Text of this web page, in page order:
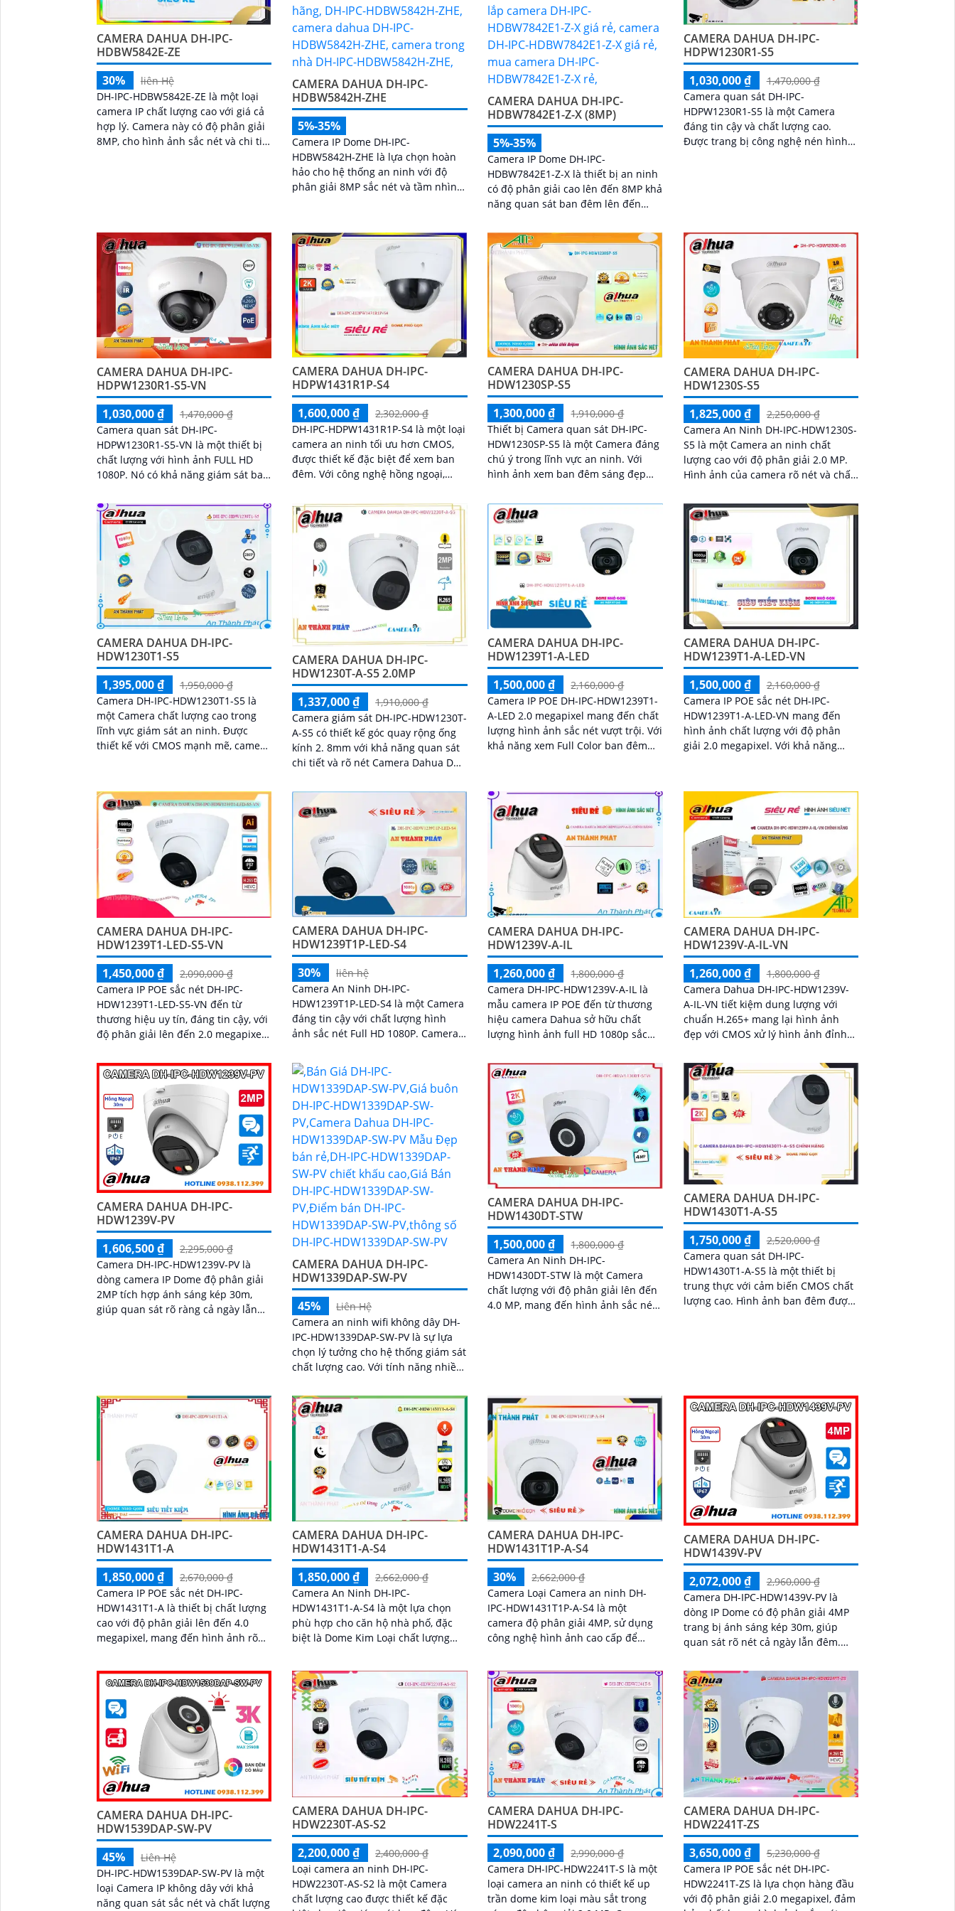
CAMERA DAHUA DH-IPC-
HDBW5842E-ZE
30%
liên Hệ
DH-IPC-HDBW5842E-ZE là một loại
camera IP chất lượng cao với giá cả
hợp lý. Camera này có độ phân giải
8MP, cho hình ảnh sắc nét và chi tiết
CAMERA DAHUA DH-IPC-
HDBW5842H-ZHE
5%-35%
Camera IP Dome DH-IPC-
HDBW5842H-ZHE là lựa chọn hoàn
hảo cho hệ thống an ninh với độ
phân giải 8MP sắc nét và tầm nhìn
hợp công nghệ AI thông minh giúp
phân biệt chuyển động giữa người
và phương tiện, hạn chế cảnh báo
sai, đi kèm khe cắm thẻ nhớ 256GB
lưu trữ lâu dài, hỗ trợ POE tiện lợi và
mức giá phải chăng
CAMERA DAHUA DH-IPC-
HDBW7842E1-Z-X (8MP)
5%-35%
Camera IP Dome DH-IPC-
HDBW7842E1-Z-X là thiết bị an ninh
có độ phân giải cao lên đến 8MP khả
năng quan sát ban đêm lên đến
đàm thoại hai chiều, camera mang
đến trải nghiệm giám sát toàn diện.
Đặc biệt, các tính năng AI thông
minh như nhận diện khuôn mặt và
đếm người giúp nâng cao hiệu quả
quản lý và an ninh cho mọi không
gian trong nhà
CAMERA DAHUA DH-IPC-
HDPW1230R1-S5
1,030,000 ₫
1,470,000 ₫
Camera quan sát DH-IPC-
HDPW1230R1-S5 là một Camera
đáng tin cậy và chất lượng cao.
Được trang bị công nghệ nén hình
CAMERA DAHUA DH-IPC-
HDPW1230R1-S5-VN
1,030,000 ₫
1,470,000 ₫
Camera quan sát DH-IPC-
HDPW1230R1-S5-VN là một thiết bị
chất lượng với hình ảnh FULL HD
1080P. Nó có khả năng giám sát ban
đến 30m
CAMERA DAHUA DH-IPC-
HDPW1431R1P-S4
1,600,000 ₫
2,302,000 ₫
DH-IPC-HDPW1431R1P-S4 là một loại
camera an ninh tối ưu hơn CMOS,
được thiết kế đặc biệt để xem ban
đêm. Với công nghệ hồng ngoại,
trong vòng 30m ban đêm mà vẫn
giữ được chất lượng tốt
CAMERA DAHUA DH-IPC-
HDW1230SP-S5
1,300,000 ₫
1,910,000 ₫
Thiết bị Camera quan sát DH-IPC-
HDW1230SP-S5 là một Camera đáng
chú ý trong lĩnh vực an ninh. Với
hình ảnh xem ban đêm sáng đẹp
30m, bạn sẽ có những hình ảnh rõ
nét và chi tiết
CAMERA DAHUA DH-IPC-
HDW1230S-S5
1,825,000 ₫
2,250,000 ₫
Camera An Ninh DH-IPC-HDW1230S-
S5 là một Camera an ninh chất
lượng cao với độ phân giải 2.0 MP.
Hình ảnh của camera rõ nét và chất
nghệ Hồng Ngoại 30m
CAMERA DAHUA DH-IPC-
HDW1230T1-S5
1,395,000 ₫
1,950,000 ₫
Camera DH-IPC-HDW1230T1-S5 là
một Camera chất lượng cao trong
lĩnh vực giám sát an ninh. Được
thiết kế với CMOS mạnh mẽ, camera
CAMERA DAHUA DH-IPC-
HDW1230T-A-S5 2.0MP
1,337,000 ₫
1,910,000 ₫
Camera giám sát DH-IPC-HDW1230T-
A-S5 có thiết kế góc quay rộng ống
kính 2. 8mm với khả năng quan sát
chi tiết và rõ nét Camera Dahua DH-
nghiệm an toàn và tin cậy cho người
dùng camera có khả năng theo dõi
diện rộng phù hợp cho việc giám sát
các khu vực lớn để bảo vệ tài sản và
an ninh cho gia đình, cửa hàng hoặc
doanh nghiệpThiết bị Camera giá rẻ
DH-IPC-HDW1230T-A-S5 là lựa chọn
tốt cho việc lắp đặt tại văn phòng,
cửa hàng, hoặc công sở
CAMERA DAHUA DH-IPC-
HDW1239T1-A-LED
1,500,000 ₫
2,160,000 ₫
Camera IP POE DH-IPC-HDW1239T1-
A-LED 2.0 megapixel mang đến chất
lượng hình ảnh sắc nét vượt trội. Với
khả năng xem Full Color ban đêm
CAMERA DAHUA DH-IPC-
HDW1239T1-A-LED-VN
1,500,000 ₫
2,160,000 ₫
Camera IP POE sắc nét DH-IPC-
HDW1239T1-A-LED-VN mang đến
hình ảnh chất lượng với độ phân
giải 2.0 megapixel. Với khả năng
CAMERA DAHUA DH-IPC-
HDW1239T1-LED-S5-VN
1,450,000 ₫
2,090,000 ₫
Camera IP POE sắc nét DH-IPC-
HDW1239T1-LED-S5-VN đến từ
thương hiệu uy tín, đáng tin cậy, với
độ phân giải lên đến 2.0 megapixel,
đúng tiêu chuẩn
CAMERA DAHUA DH-IPC-
HDW1239T1P-LED-S4
30%
liên hệ
Camera An Ninh DH-IPC-
HDW1239T1P-LED-S4 là một Camera
đáng tin cậy với chất lượng hình
ảnh sắc nét Full HD 1080P. Camera
thông minh, cho phép quan sát
trong điều kiện ánh sáng yếu
CAMERA DAHUA DH-IPC-
HDW1239V-A-IL
1,260,000 ₫
1,800,000 ₫
Camera DH-IPC-HDW1239V-A-IL là
mẫu camera IP POE đến từ thương
hiệu camera Dahua sở hữu chất
lượng hình ảnh full HD 1080p sắc
kép thông minh giúp cho camera
ghi lại những hình ảnh có màu chất
lượng ban ngày cũng như ban đêm
kèm theo âm thanh
CAMERA DAHUA DH-IPC-
HDW1239V-A-IL-VN
1,260,000 ₫
1,800,000 ₫
Camera Dahua DH-IPC-HDW1239V-
A-IL-VN tiết kiệm dung lượng với
chuẩn H.265+ mang lại hình ảnh
đẹp với CMOS xử lý hình ảnh đỉnh
đầy màu sắc trong khoảng cách 30m
phù hợp lắp đặt trong nhà
CAMERA DAHUA DH-IPC-
HDW1239V-PV
1,606,500 ₫
2,295,000 ₫
Camera DH-IPC-HDW1239V-PV là
dòng camera IP Dome độ phân giải
2MP tích hợp ánh sáng kép 30m,
giúp quan sát rõ ràng cả ngày lẫn
CAMERA DAHUA DH-IPC-
HDW1339DAP-SW-PV
45%
Liên Hệ
Camera an ninh wifi không dây DH-
IPC-HDW1339DAP-SW-PV là sự lựa
chọn lý tưởng cho hệ thống giám sát
chất lượng cao. Với tính năng nhiều
và loa đàm thoại 2 chiều phát hiện
người và phương tiện và độ phân
giải 3MP sắc nét camera giúp bảo vệ
an toàn cho ngôi nhà hoặc văn
phòng của bạn
CAMERA DAHUA DH-IPC-
HDW1430DT-STW
1,500,000 ₫
1,800,000 ₫
Camera An Ninh DH-IPC-
HDW1430DT-STW là một Camera
chất lượng với độ phân giải lên đến
4.0 MP, mang đến hình ảnh sắc nét
CAMERA DAHUA DH-IPC-
HDW1430T1-A-S5
1,750,000 ₫
2,520,000 ₫
Camera quan sát DH-IPC-
HDW1430T1-A-S5 là một thiết bị
trung thực với cảm biến CMOS chất
lượng cao. Hình ảnh ban đêm được
CAMERA DAHUA DH-IPC-
HDW1431T1-A
1,850,000 ₫
2,670,000 ₫
Camera IP POE sắc nét DH-IPC-
HDW1431T1-A là thiết bị chất lượng
cao với độ phân giải lên đến 4.0
megapixel, mang đến hình ảnh rõ
thông qua hồng...
CAMERA DAHUA DH-IPC-
HDW1431T1-A-S4
1,850,000 ₫
2,662,000 ₫
Camera An Ninh DH-IPC-
HDW1431T1-A-S4 là một lựa chọn
phù hợp cho căn hộ nhà phố, đặc
biệt là Dome Kim Loại chất lượng
CAMERA DAHUA DH-IPC-
HDW1431T1P-A-S4
30%
2,662,000 ₫
Camera Loại Camera an ninh DH-
IPC-HDW1431T1P-A-S4 là một
camera độ phân giải 4MP, sử dụng
công nghệ hình ảnh cao cấp để
CAMERA DAHUA DH-IPC-
HDW1439V-PV
2,072,000 ₫
2,960,000 ₫
Camera DH-IPC-HDW1439V-PV là
dòng IP Dome có độ phân giải 4MP
trang bị ánh sáng kép 30m, giúp
quan sát rõ nét cả ngày lẫn đêm.
đàm thoại hai chiều, cùng báo động
chủ động, mang lại giải pháp an
ninh hiệu quả
CAMERA DAHUA DH-IPC-
HDW1539DAP-SW-PV
45%
Liên Hệ
DH-IPC-HDW1539DAP-SW-PV là một
loại Camera IP không dây với khả
năng quan sát sắc nét và chất lượng
CAMERA DAHUA DH-IPC-
HDW2230T-AS-S2
2,200,000 ₫
2,400,000 ₫
Loại camera an ninh DH-IPC-
HDW2230T-AS-S2 là một Camera
chất lượng cao được thiết kế đặc
CAMERA DAHUA DH-IPC-
HDW2241T-S
2,090,000 ₫
2,990,000 ₫
Camera DH-IPC-HDW2241T-S là một
loại camera an ninh có thiết kế up
trần dome kim loại màu sắt trong
CAMERA DAHUA DH-IPC-
HDW2241T-ZS
3,650,000 ₫
5,230,000 ₫
Camera IP POE sắc nét DH-IPC-
HDW2241T-ZS là lựa chọn hàng đầu
với độ phân giải 2.0 megapixel, đảm